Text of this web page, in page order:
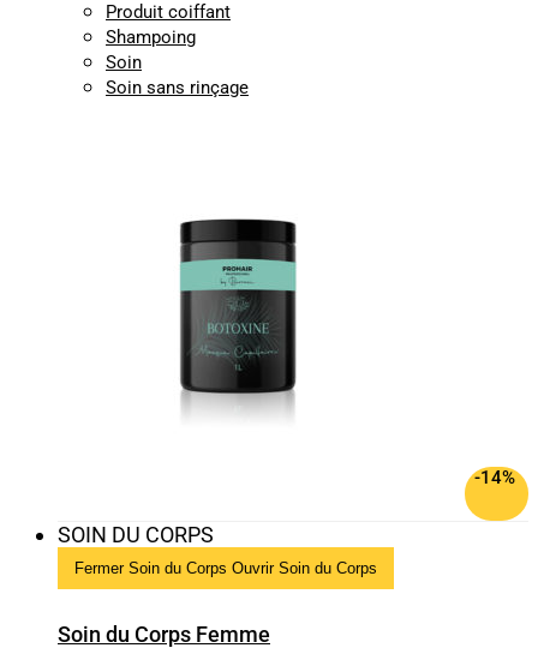
Produit coiffant
Shampoing
Soin
Soin sans rinçage
-14%
SOIN DU CORPS
Fermer Soin du Corps Ouvrir Soin du Corps
Soin du Corps Femme